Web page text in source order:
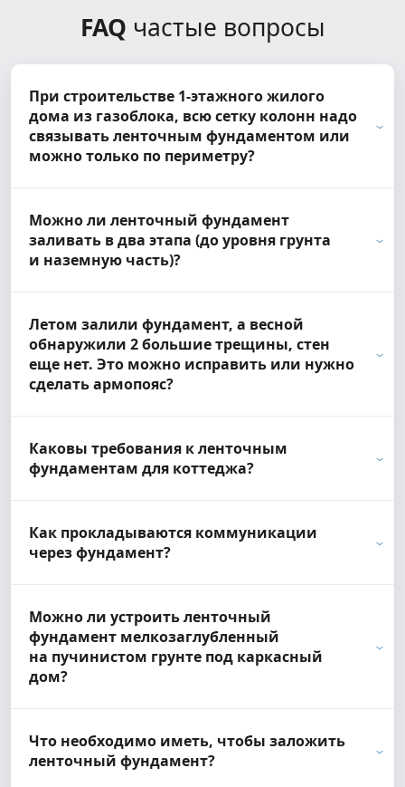
FAQ частые вопросы
При строительстве 1-этажного жилого
дома из газоблока, всю сетку колонн надо
связывать ленточным фундаментом или
можно только по периметру?
Можно ли ленточный фундамент
заливать в два этапа (до уровня грунта
и наземную часть)?
Летом залили фундамент, а весной
обнаружили 2 большие трещины, стен
еще нет. Это можно исправить или нужно
сделать армопояс?
Каковы требования к ленточным
фундаментам для коттеджа?
Как прокладываются коммуникации
через фундамент?
Можно ли устроить ленточный
фундамент мелкозаглубленный
на пучинистом грунте под каркасный
дом?
Что необходимо иметь, чтобы заложить
ленточный фундамент?